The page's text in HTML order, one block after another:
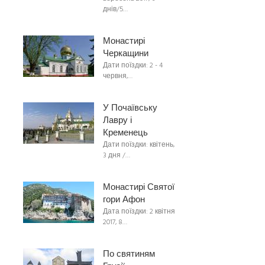
днів/5…
Монастирі
Черкащини
Дати поїздки: 2 - 4
червня,…
У Почаївську
Лавру і
Кременець
Дати поїздки: квітень,
3 дня /…
Монастирі Святої
гори Афон
Дата поїздки: 2 квітня
2017, 8…
По святиням